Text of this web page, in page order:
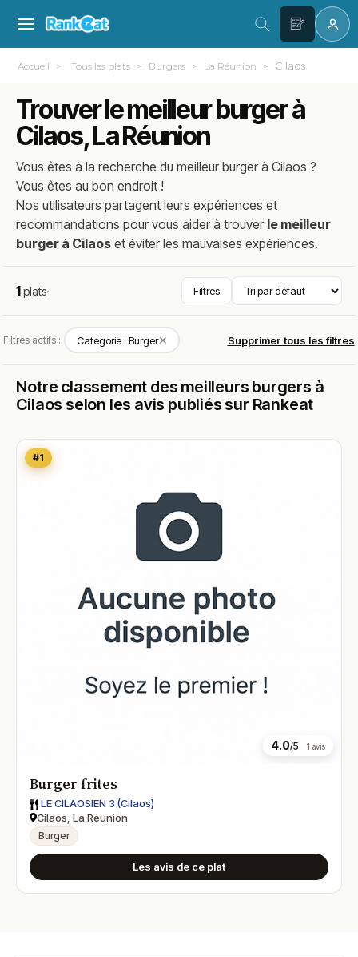
Accueil Tous les plats Burgers La Réunion Cilaos
Trouver le meilleur burger à
Cilaos, La Réunion
Vous êtes à la recherche du meilleurburger àCilaos ?
Vous êtes au bon endroit !
Nos utilisateurs partagent leurs expériences et
recommandations pour vous aider à trouver le meilleur
burger à Cilaos et éviter les mauvaises expériences.
1plats· Filtres
Filtres actifs : Catégorie : Burger✕ Supprimer tous les filtres
Notre classement des meilleurs burgers à
Cilaos selon les avis publiés sur Rankeat
#1
4.0/5 1 avis
Burger frites
LE CILAOSIEN 3 (Cilaos)
Cilaos, La Réunion
Burger
Les avis de ce plat